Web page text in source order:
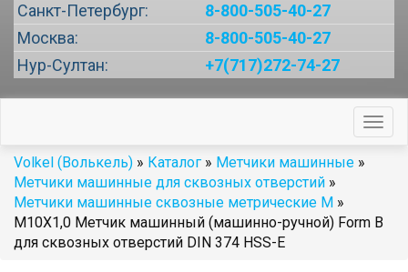
Санкт-Петербург:
8-800-505-40-27
Москва:
8-800-505-40-27
Нур-Султан:
+7(717)272-74-27
Volkel (Волькель) » Каталог » Метчики машинные »
Метчики машинные для сквозных отверстий »
Метчики машинные сквозные метрические М »
М10Х1,0 Метчик машинный (машинно-ручной) Form B
для сквозных отверстий DIN 374 HSS-E